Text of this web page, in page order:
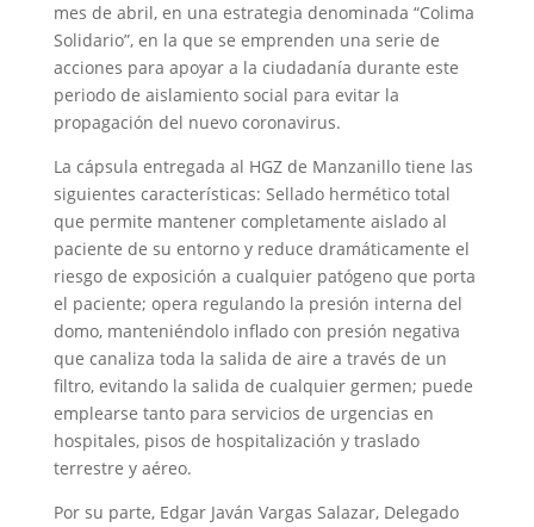
mes de abril, en una estrategia denominada “Colima
Solidario”, en la que se emprenden una serie de
acciones para apoyar a la ciudadanía durante este
periodo de aislamiento social para evitar la
propagación del nuevo coronavirus.
La cápsula entregada al HGZ de Manzanillo tiene las
siguientes características: Sellado hermético total
que permite mantener completamente aislado al
paciente de su entorno y reduce dramáticamente el
riesgo de exposición a cualquier patógeno que porta
el paciente; opera regulando la presión interna del
domo, manteniéndolo inflado con presión negativa
que canaliza toda la salida de aire a través de un
filtro, evitando la salida de cualquier germen; puede
emplearse tanto para servicios de urgencias en
hospitales, pisos de hospitalización y traslado
terrestre y aéreo.
Por su parte, Edgar Javán Vargas Salazar, Delegado